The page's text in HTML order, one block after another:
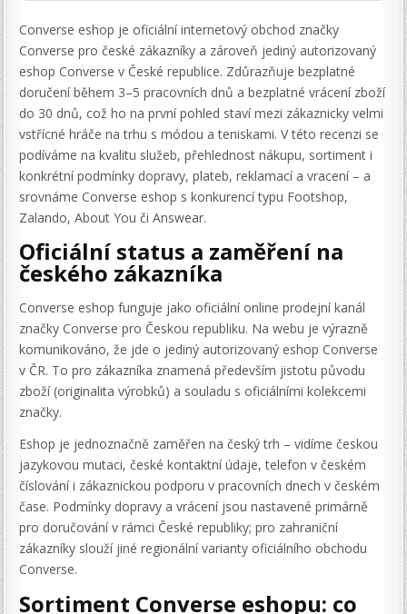
Converse eshop je oficiální internetový obchod značky
Converse pro české zákazníky a zároveň jediný autorizovaný
eshop Converse v České republice. Zdůrazňuje bezplatné
doručení během 3–5 pracovních dnů a bezplatné vrácení zboží
do 30 dnů, což ho na první pohled staví mezi zákaznicky velmi
vstřícné hráče na trhu s módou a teniskami. V této recenzi se
podíváme na kvalitu služeb, přehlednost nákupu, sortiment i
konkrétní podmínky dopravy, plateb, reklamací a vracení – a
srovnáme Converse eshop s konkurencí typu Footshop,
Zalando, About You či Answear.
Oficiální status a zaměření na
českého zákazníka
Converse eshop funguje jako oficiální online prodejní kanál
značky Converse pro Českou republiku. Na webu je výrazně
komunikováno, že jde o jediný autorizovaný eshop Converse
v ČR. To pro zákazníka znamená především jistotu původu
zboží (originalita výrobků) a souladu s oficiálními kolekcemi
značky.
Eshop je jednoznačně zaměřen na český trh – vidíme českou
jazykovou mutaci, české kontaktní údaje, telefon v českém
číslování i zákaznickou podporu v pracovních dnech v českém
čase. Podmínky dopravy a vrácení jsou nastavené primárně
pro doručování v rámci České republiky; pro zahraniční
zákazníky slouží jiné regionální varianty oficiálního obchodu
Converse.
Sortiment Converse eshopu: co